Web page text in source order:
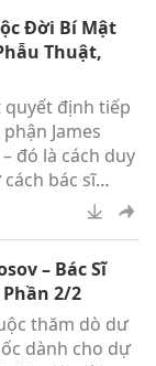
Đời Bí Mật
Thuật,
quyết định tiếp
James
đó là cách duy
bác sĩ
– Bác Sĩ
2/2
thăm dò dư
dành cho dự